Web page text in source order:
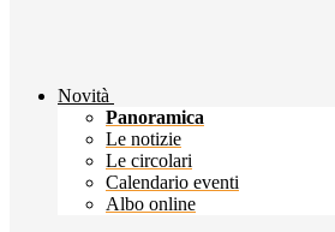
Novità
Panoramica
Le notizie
Le circolari
Calendario eventi
Albo online